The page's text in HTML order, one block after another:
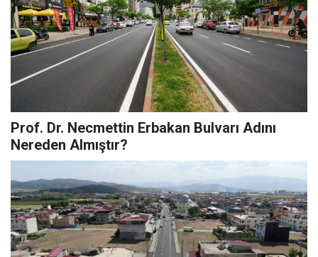
Prof. Dr. Necmettin Erbakan Bulvarı Adını
Nereden Almıştır?